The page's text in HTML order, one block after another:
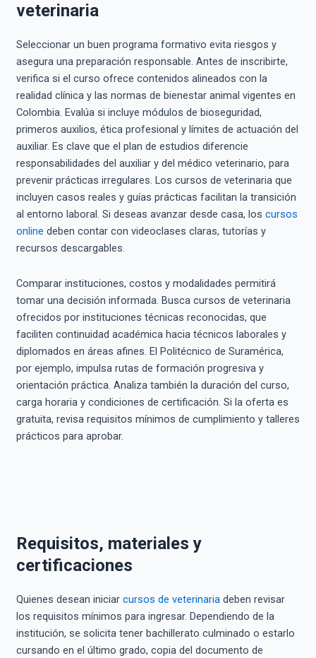
veterinaria
Seleccionar un buen programa formativo evita riesgos y
asegura una preparación responsable. Antes de inscribirte,
verifica si el curso ofrece contenidos alineados con la
realidad clínica y las normas de bienestar animal vigentes en
Colombia. Evalúa si incluye módulos de bioseguridad,
primeros auxilios, ética profesional y límites de actuación del
auxiliar. Es clave que el plan de estudios diferencie
responsabilidades del auxiliar y del médico veterinario, para
prevenir prácticas irregulares. Los cursos de veterinaria que
incluyen casos reales y guías prácticas facilitan la transición
al entorno laboral. Si deseas avanzar desde casa, los cursos
online deben contar con videoclases claras, tutorías y
recursos descargables.
Comparar instituciones, costos y modalidades permitirá
tomar una decisión informada. Busca cursos de veterinaria
ofrecidos por instituciones técnicas reconocidas, que
faciliten continuidad académica hacia técnicos laborales y
diplomados en áreas afines. El Politécnico de Suramérica,
por ejemplo, impulsa rutas de formación progresiva y
orientación práctica. Analiza también la duración del curso,
carga horaria y condiciones de certificación. Si la oferta es
gratuita, revisa requisitos mínimos de cumplimiento y talleres
prácticos para aprobar.
Requisitos, materiales y
certificaciones
Quienes desean iniciar cursos de veterinariadeben revisar
los requisitos mínimos para ingresar. Dependiendo de la
institución, se solicita tener bachillerato culminado o estarlo
cursando en el último grado, copia del documento de